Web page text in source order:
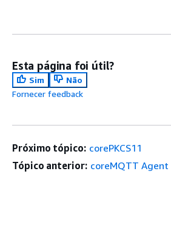
Esta página foi útil?
Sim
Não
Fornecer feedback
Próximo tópico: corePKCS11
Tópico anterior: coreMQTT Agent